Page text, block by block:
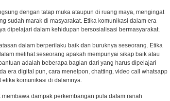
dengan tatap muka ataupun di ruang maya, mengingat
sudah marak di masyarakat. Etika komunikasi dalam era
dipelajari dalam kehidupan bersosialisasi bermasyarakat.
dalam berperilaku baik dan buruknya seseorang. Etika
melihat seseorang apakah mempunyai sikap baik atau
adalah beberapa bagian dari yang harus dipelajari
era digital pun, cara menelpon, chatting, video call whatsapp
komunikasi di dalamnya.
dampak perkembangan pula dalam ranah